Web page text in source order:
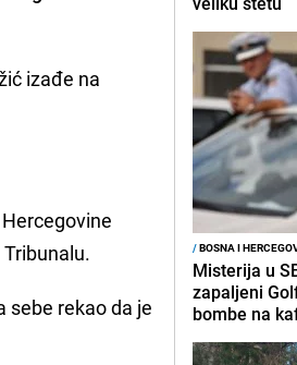
izađe na
sebe rekao da je
/BOSNA I
Misterija u
zapaljeni
bombe na